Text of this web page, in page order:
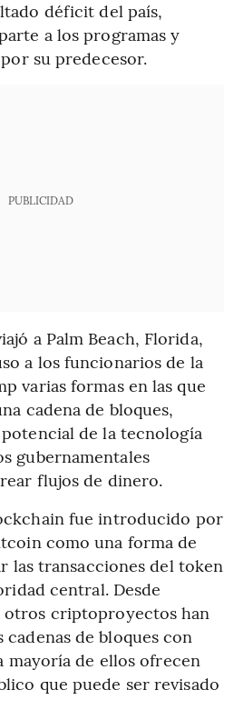
déficit del país,
a los programas y
su predecesor.
PUBLICIDAD
a Palm Beach, Florida,
a los funcionarios de la
varias formas en las que
cadena de bloques,
de la tecnología
gubernamentales
flujos de dinero.
fue introducido por
como una forma de
las transacciones del token
central. Desde
otros criptoproyectos han
de bloques con
mayoría de ellos ofrecen
que puede ser revisado